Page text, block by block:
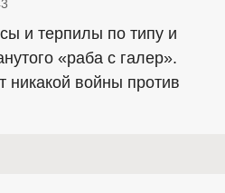
и терпилы по типу и
«раба с галер».
никакой войны против